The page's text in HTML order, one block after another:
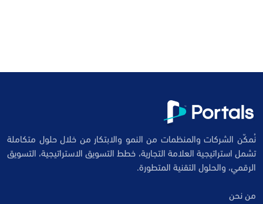
نُمكّن الشركات والمنظمات من النمو والابتكار من خلال حلول متكاملة
تشمل استراتيجية العلامة التجارية، خطط التسويق الاستراتيجية، التسويق
الرقمي، والحلول التقنية المتطورة.
من نحن